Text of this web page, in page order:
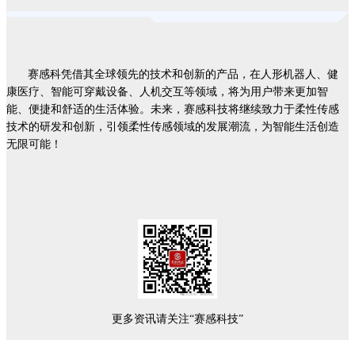
赛感科凭借其全球领先的技术和创新的产品，在人形机器人、健
康医疗、智能可穿戴设备、人机交互等领域，将为用户带来更加智
能、便捷和舒适的生活体验。未来，赛感科技将继续致力于柔性传感
技术的研发和创新，引领柔性传感领域的发展潮流，为智能生活创造
无限可能 ！
更多资讯请关注“赛感科技”